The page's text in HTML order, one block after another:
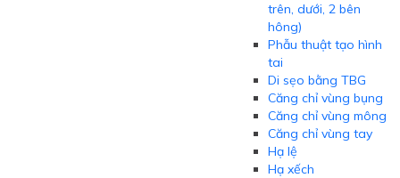
trên, dưới, 2 bên
hông)
Phẫu thuật tạo hình
tai
Di sẹo bằng TBG
Căng chỉ vùng bụng
Căng chỉ vùng mông
Căng chỉ vùng tay
Hạ lệ
Hạ xếch